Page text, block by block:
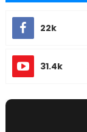
22k
31.4k